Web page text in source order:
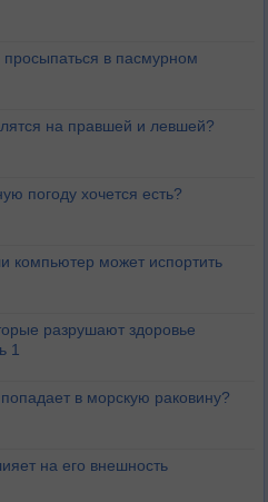
просыпаться в пасмурном
на правшей и левшей?
погоду хочется есть?
компьютер может испортить
разрушают здоровье
1
в морскую раковину?
на его внешность